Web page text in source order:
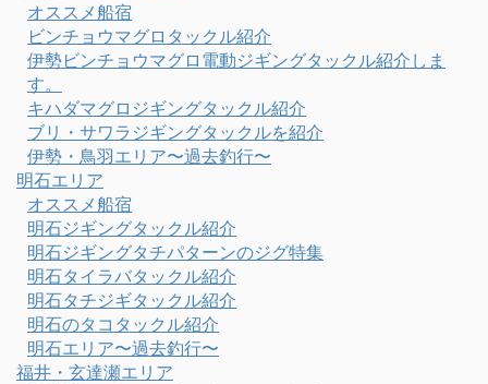
オススメ船宿
ビンチョウマグロタックル紹介
伊勢ビンチョウマグロ電動ジギングタックル紹介しま
す。
キハダマグロジギングタックル紹介
ブリ・サワラジギングタックルを紹介
伊勢・鳥羽エリア〜過去釣行〜
明石エリア
オススメ船宿
明石ジギングタックル紹介
明石ジギングタチパターンのジグ特集
明石タイラバタックル紹介
明石タチジギタックル紹介
明石のタコタックル紹介
明石エリア〜過去釣行〜
福井・玄達瀬エリア